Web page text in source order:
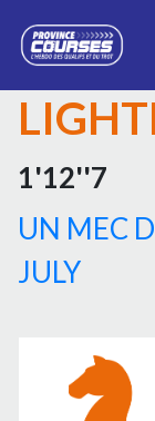
1'12''7
UN MEC
JULY